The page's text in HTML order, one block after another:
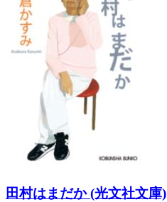
田村はまだか (光文社文庫)